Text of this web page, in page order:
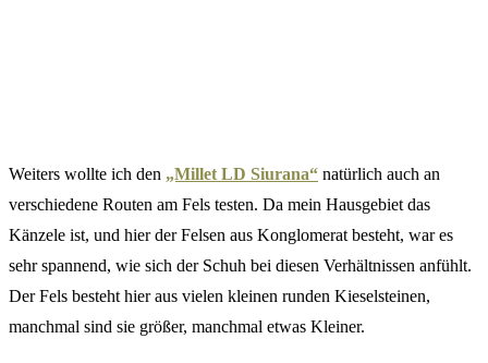
Weiters wollte ich den „Millet LD Siurana“ natürlich auch an
verschiedene Routen am Fels testen. Da mein Hausgebiet das
Känzele ist, und hier der Felsen aus Konglomerat besteht, war es
sehr spannend, wie sich der Schuh bei diesen Verhältnissen anfühlt.
Der Fels besteht hier aus vielen kleinen runden Kieselsteinen,
manchmal sind sie größer, manchmal etwas Kleiner.